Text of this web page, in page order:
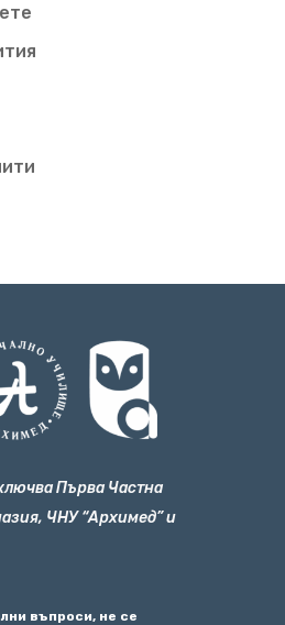
Първа Частна
ЧНУ “Архимед” и
въпроси, не се